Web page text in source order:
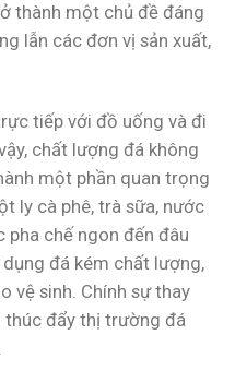
thành một chủ đề đáng
lẫn các đơn vị sản xuất,
tiếp với đồ uống và đi
chất lượng đá không
một phần quan trọng
ly cà phê, trà sữa, nước
pha chế ngon đến đâu
đá kém chất lượng,
vệ sinh. Chính sự thay
đẩy thị trường đá